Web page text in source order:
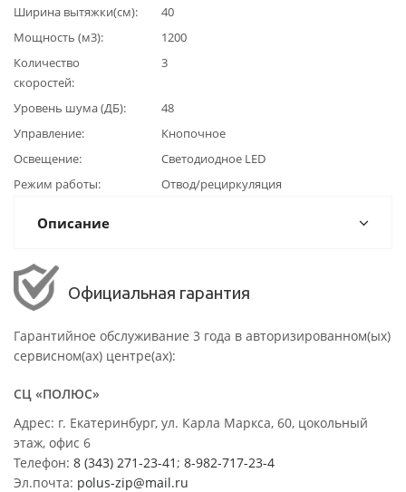
Ширина вытяжки(см)
40
Мощность (м3)
1200
Количество
скоростей
3
Уровень шума (ДБ)
48
Управление
Кнопочное
Освещение
Светодиодное LED
Режим работы
Отвод/рециркуляция
Описание
Официальная гарантия
Гарантийное обслуживание 3 года в авторизированном(ых)
сервисном(ах) центре(ах):
СЦ «ПОЛЮС»
Адрес: г. Екатеринбург, ул. Карла Маркса, 60, цокольный
этаж, офис 6
Телефон: 8 (343) 271-23-41 ; 8-982-717-23-4
Эл.почта: polus-zip@mail.ru